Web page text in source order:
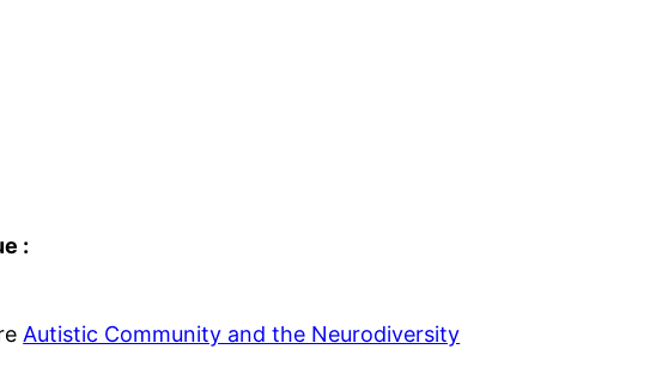
:
Autistic Community and the Neurodiversity